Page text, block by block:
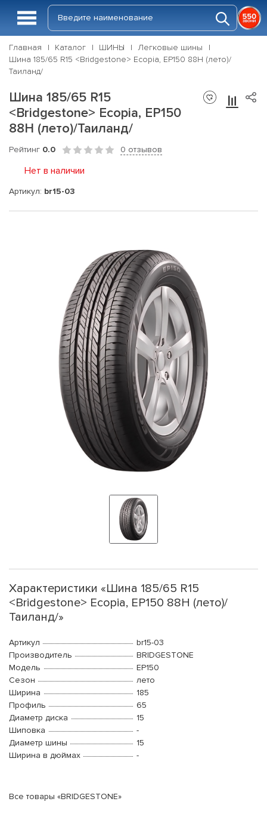
Главная Каталог ШИНЫ
Легковые шины
Шина 185/65 R15 <Bridgestone> Ecopia, EP150 88H (лето)/
Таиланд/
Шина 185/65 R15
<Bridgestone> Ecopia, EP150
88H (лето)/Таиланд/
Рейтинг 0.0 0 отзывов
Нет в наличии
Артикул: br15-03
Характеристики «Шина 185/65 R15
<Bridgestone> Ecopia, EP150 88H (лето)/
Таиланд/»
Артикул
br15-03
Производитель
BRIDGESTONE
Модель
EP150
Сезон
лето
Ширина
185
Профиль
65
Диаметр диска
15
Шиповка
-
Диаметр шины
15
Ширина в дюймах
-
Все товары «BRIDGESTONE»